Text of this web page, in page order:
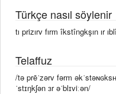
Türkçe nasıl söylenir
tı prizırv fırm îkstîngkşın ır
Telaffuz
/tə prēˈzərv fərm
ˈstɪŋkʃən ɜr əˈblɪviːən/